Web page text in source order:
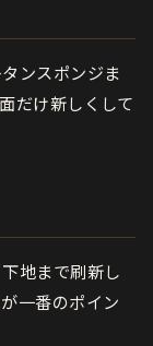
ンスポンジま
だけ新しくして
地まで刷新し
一番のポイン